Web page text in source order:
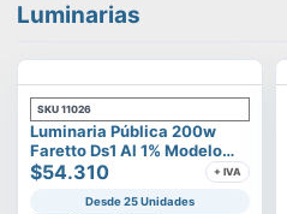
Luminarias
SKU 11026
Luminaria Pública 200w
Faretto Ds1 Al 1% Modelo
Calisto
$54.310 + IVA
Desde 25 Unidades